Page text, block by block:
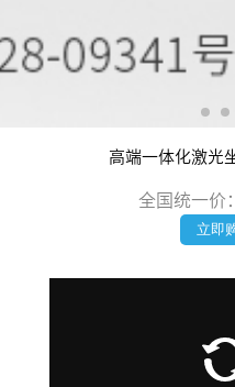
高端一体化激光
全国统一价